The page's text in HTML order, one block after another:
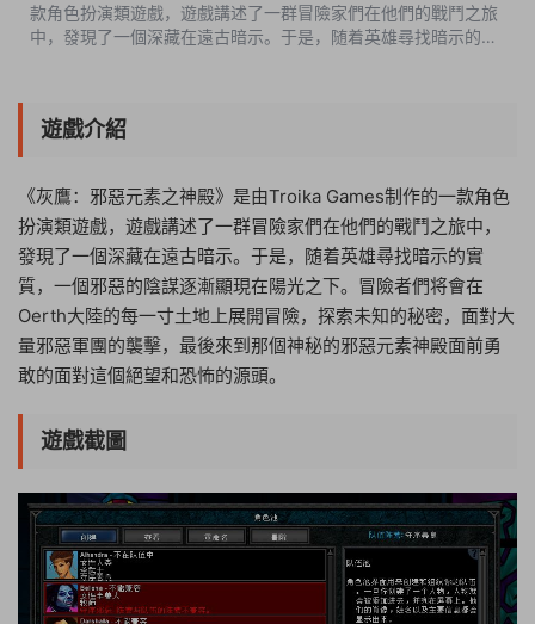
款角色扮演類遊戲，遊戲講述了一群冒險家們在他們的戰鬥之旅
中，發現了一個深藏在遠古暗示。于是，随着英雄尋找暗示的實
遊戲介紹
《灰鷹：邪惡元素之神殿》是由Troika Games制作的一款角色
扮演類遊戲，遊戲講述了一群冒險家們在他們的戰鬥之旅中，
發現了一個深藏在遠古暗示。于是，随着英雄尋找暗示的實
質，一個邪惡的陰謀逐漸顯現在陽光之下。冒險者們将會在
Oerth大陸的每一寸土地上展開冒險，探索未知的秘密，面對大
量邪惡軍團的襲擊，最後來到那個神秘的邪惡元素神殿面前勇
敢的面對這個絕望和恐怖的源頭。
遊戲截圖